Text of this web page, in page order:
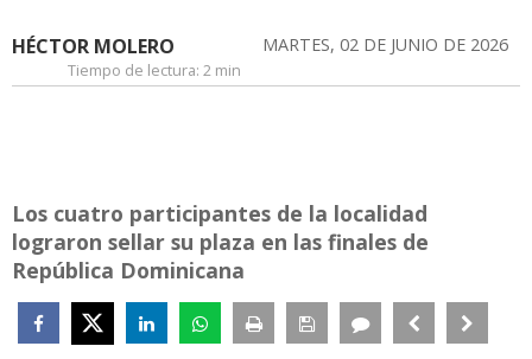
HÉCTOR MOLERO MARTES, 02 DE JUNIO DE 2026
Tiempo de lectura: 2 min
Los cuatro participantes de la localidad
lograron sellar su plaza en las finales de
República Dominicana